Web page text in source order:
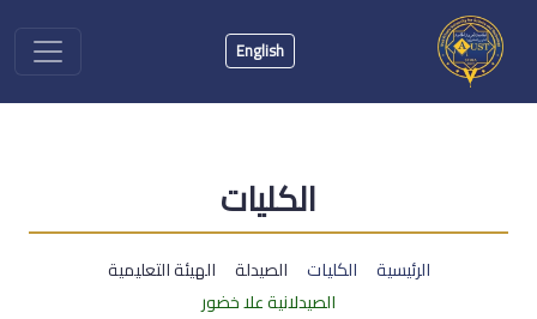
English
الكليات
الرئيسية الكليات الصيدلة
الهيئة التعليمية
الصيدلانية علا خضور